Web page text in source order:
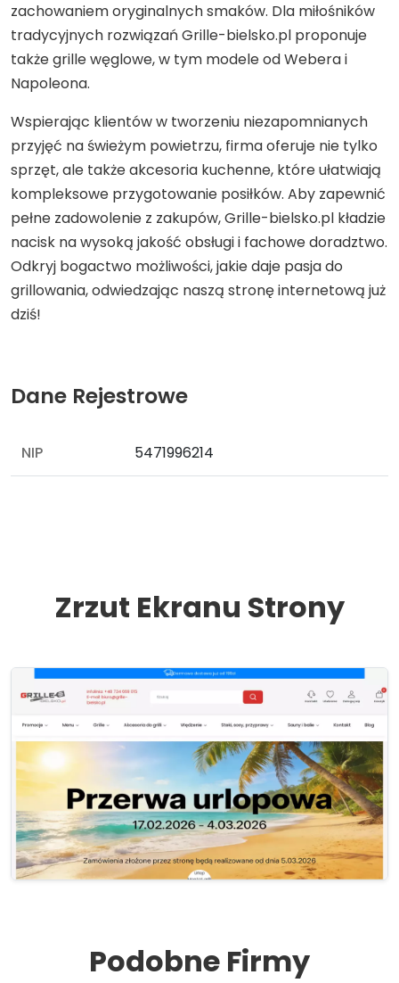
zachowaniem oryginalnych smaków. Dla miłośników
tradycyjnych rozwiązań Grille-bielsko.pl proponuje
także grille węglowe, w tym modele od Webera i
Napoleona.
Wspierając klientów w tworzeniu niezapomnianych
przyjęć na świeżym powietrzu, firma oferuje nie tylko
sprzęt, ale także akcesoria kuchenne, które ułatwiają
kompleksowe przygotowanie posiłków. Aby zapewnić
pełne zadowolenie z zakupów, Grille-bielsko.pl kładzie
nacisk na wysoką jakość obsługi i fachowe doradztwo.
Odkryj bogactwo możliwości, jakie daje pasja do
grillowania, odwiedzając naszą stronę internetową już
dziś!
Dane Rejestrowe
NIP 5471996214
Zrzut Ekranu Strony
Podobne Firmy